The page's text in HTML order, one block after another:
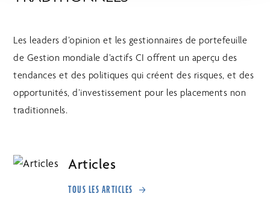
Les leaders d’opinion et les gestionnaires de portefeuille
de Gestion mondiale d’actifs CI offrent un aperçu des
tendances et des politiques qui créent des risques, et des
opportunités, d’investissement pour les placements non
traditionnels.
Articles
TOUS LES ARTICLES